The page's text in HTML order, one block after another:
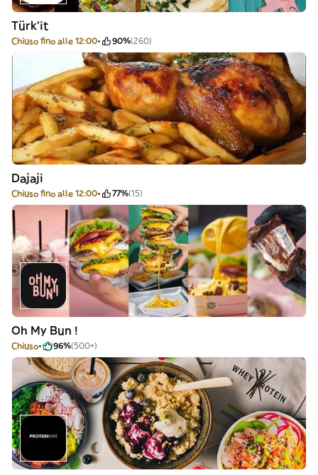
Türk’it
Chiuso fino alle 12:00 90%(260)
Dajaji
Chiuso fino alle 12:00 77%(15)
Oh My Bun !
Chiuso 96%(500+)